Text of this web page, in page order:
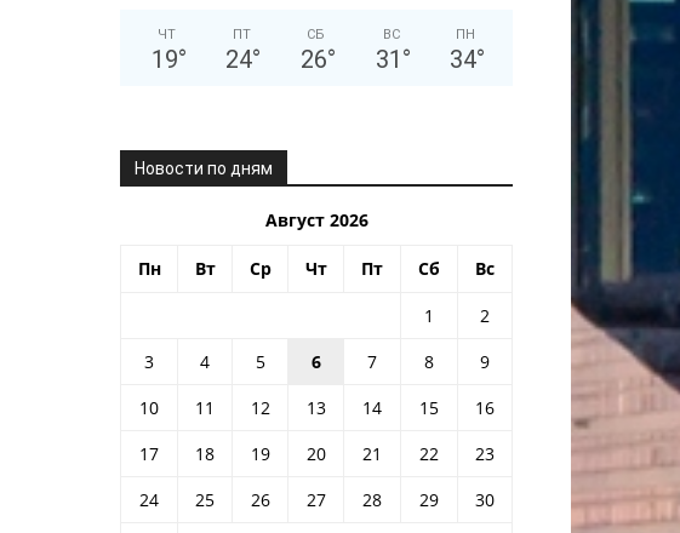
ЧТ
19°
ПТ
24°
СБ
26°
ВС
31 °
ПН
34°
Новости по дням
Август 2026
Пн Вт Ср Чт Пт Сб Вс
1
2
3
4 5 6 7 8
9
10
11 12 13 14 15
16
17
18 19 20 21 22
23
24
25 26 27 28 29
30